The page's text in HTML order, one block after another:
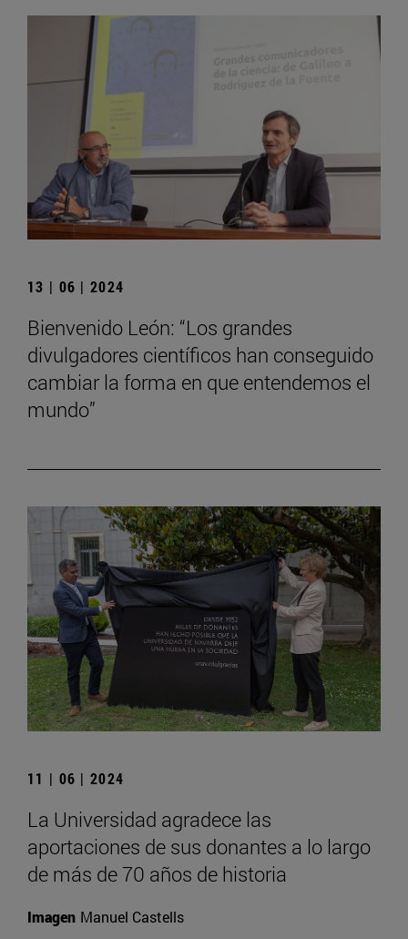
13 | 06 | 2024
Bienvenido León: “Los grandes
divulgadores científicos han conseguido
cambiar la forma en que entendemos el
mundo”
11 | 06 | 2024
La Universidad agradece las
aportaciones de sus donantes a lo largo
de más de 70 años de historia
Imagen Manuel Castells